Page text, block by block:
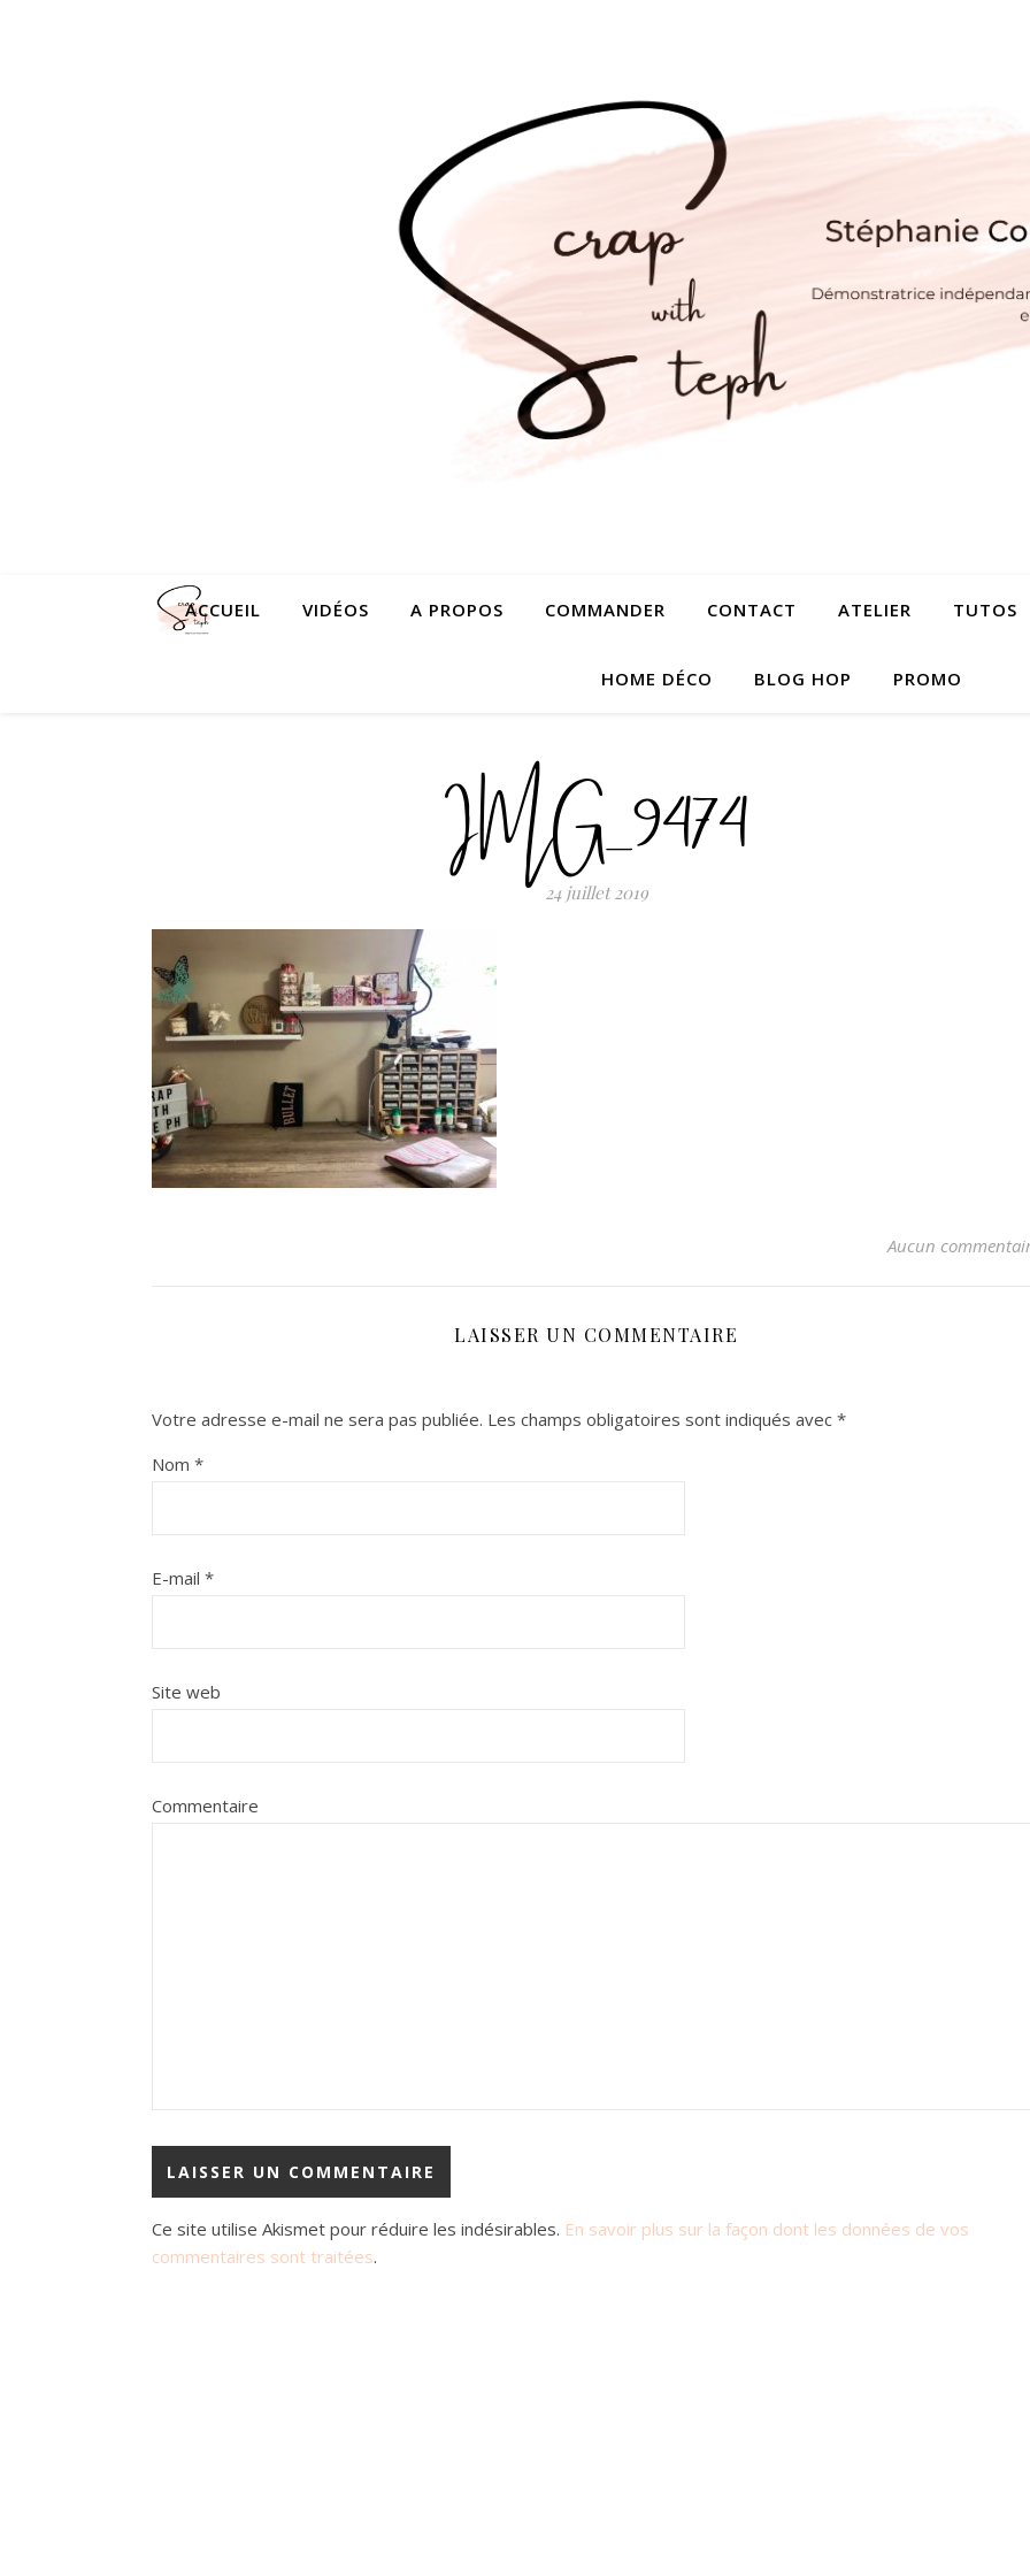
ACCUEIL VIDÉOS A PROPOS COMMANDER CONTACT ATELIER TUTOS
HOME DÉCO BLOG HOP PROMO
IMG_9474
24 juillet 2019
Aucun
LAISSER UN COMMENTAIRE
Votre adresse e-mail ne sera pas publiée. Les champs obligatoires sont indiqués avec *
Nom *
E-mail *
Site web
Commentaire
Ce site utilise Akismet pour réduire les indésirables. En savoir plus sur la façon dont les données de vos
commentaires sont traitées.